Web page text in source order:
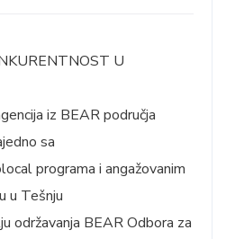
U
iz BEAR područja
sa
programa i angažovanim
u Tešnju
održavanja BEAR Odbora za